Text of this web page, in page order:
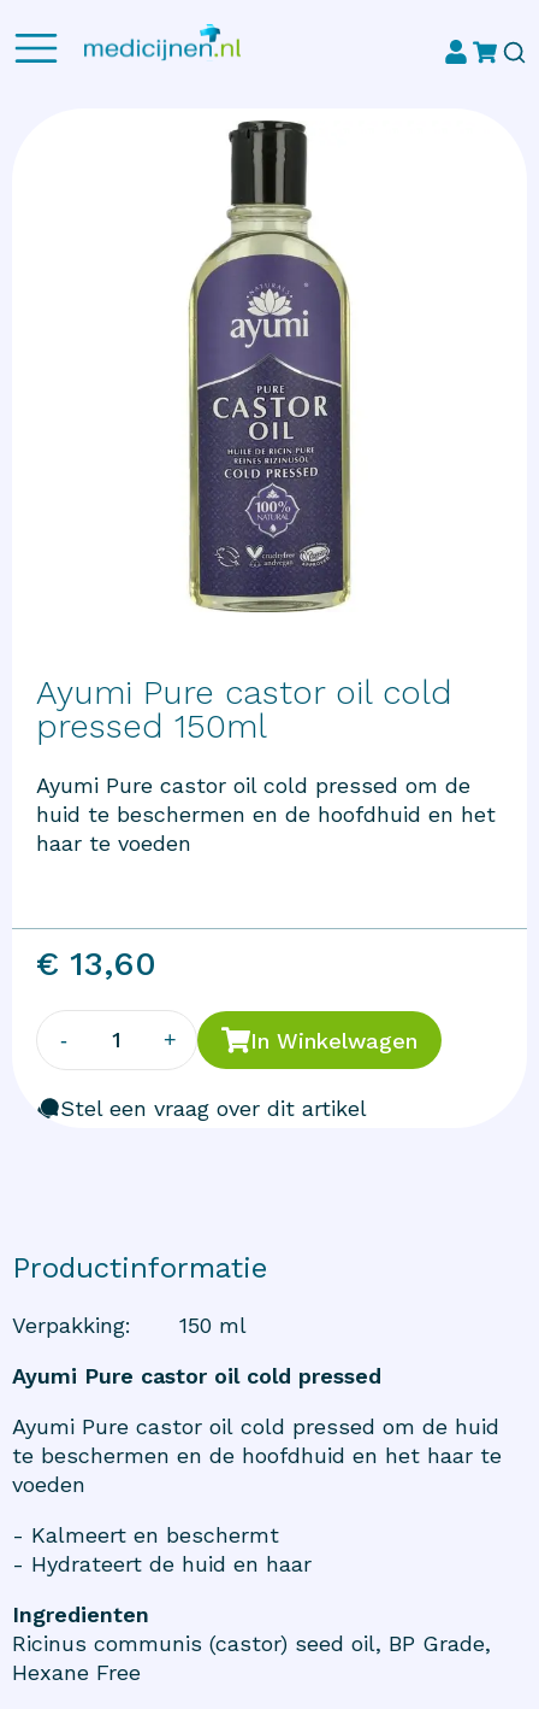
Ayumi Pure castor oil cold
pressed 150ml
Ayumi Pure castor oil cold pressed om de
huid te beschermen en de hoofdhuid en het
haar te voeden
€ 13,60
- 1 + In Winkelwagen
Stel een vraag over dit artikel
Productinformatie
Verpakking:
150 ml
Ayumi Pure castor oil cold pressed
Ayumi Pure castor oil cold pressed om de huid
te beschermen en de hoofdhuid en het haar te
voeden
- Kalmeert en beschermt
- Hydrateert de huid en haar
Ingredienten
Ricinus communis (castor) seed oil, BP Grade,
Hexane Free